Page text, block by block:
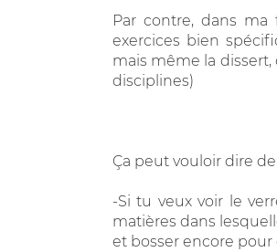
Par contre, dans
exercices bien
mais même la
disciplines)
Ça peut vouloir dire
-Si tu veux voir le
matières dans
et bosser encore pour